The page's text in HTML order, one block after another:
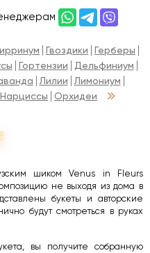
Гвоздики
Герберы
Гортензии
Дельфиниум
Лилии
Лимониум
Нарциссы Орхидеи
шиком Venus in Fleurs
не выходя из дома в
букеты и авторские
будут смотреться в руках
вы получите собранную